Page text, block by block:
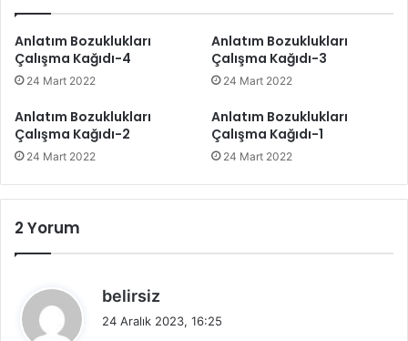
Anlatım Bozuklukları
Çalışma Kağıdı-4
24 Mart 2022
Anlatım Bozuklukları
Çalışma Kağıdı-3
24 Mart 2022
Anlatım Bozuklukları
Çalışma Kağıdı-2
24 Mart 2022
Anlatım Bozuklukları
Çalışma Kağıdı-1
24 Mart 2022
2 Yorum
belirsiz
24 Aralık 2023, 16:25